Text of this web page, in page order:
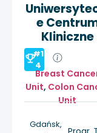
e
Kliniczne
#1
4
Breast
Unit, Colon
Unit
Gdańsk,